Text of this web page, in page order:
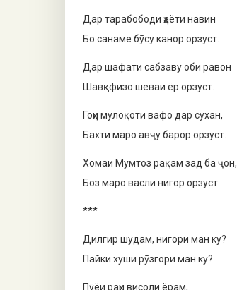
Дар тарабободи ҳаёти навин
Бо санаме бӯсу канор орзуст.
Дар шафати сабзаву оби равон
Шавқфизо шеваи ёр орзуст.
Гоҳи мулоқоти вафо дар сухан,
Бахти маро авҷу барор орзуст.
Хомаи Мумтоз рақам зад ба ҷон,
Боз маро васли нигор орзуст.
***
Дилгир шудам, нигори ман ку?
Пайки хуши рӯзгори ман ку?
Пӯёи раҳи висоли ёрам,